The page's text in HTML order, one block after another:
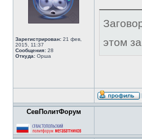
Зарегистрирован: 21 фев,
2015, 11:37
Сообщения: 28
Откуда: Орша
этом
СевПолитФорум